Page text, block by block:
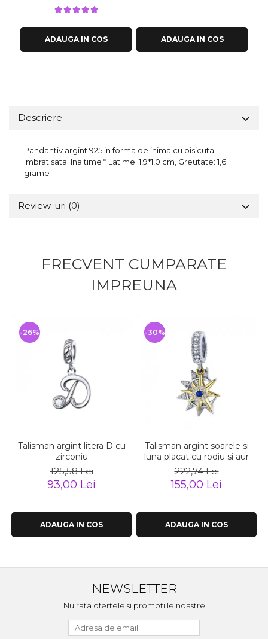
ADAUGA IN COS ADAUGA IN COS
Descriere
Pandantiv argint 925 in forma de inima cu pisicuta
imbratisata. Inaltime * Latime: 1,9*1,0 cm, Greutate: 1,6
grame
Review-uri (0)
FRECVENT CUMPARATE
IMPREUNA
Talisman argint litera D cu
zirconiu
125,58 Lei
93,00 Lei
-26%
ADAUGA IN COS
Talisman argint soarele si
luna placat cu rodiu si aur
222,74 Lei
155,00 Lei
-30%
ADAUGA IN COS
NEWSLETTER
Nu rata ofertele si promotiile noastre